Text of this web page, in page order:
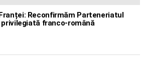
Reconfirmăm Parteneriatul
franco-română